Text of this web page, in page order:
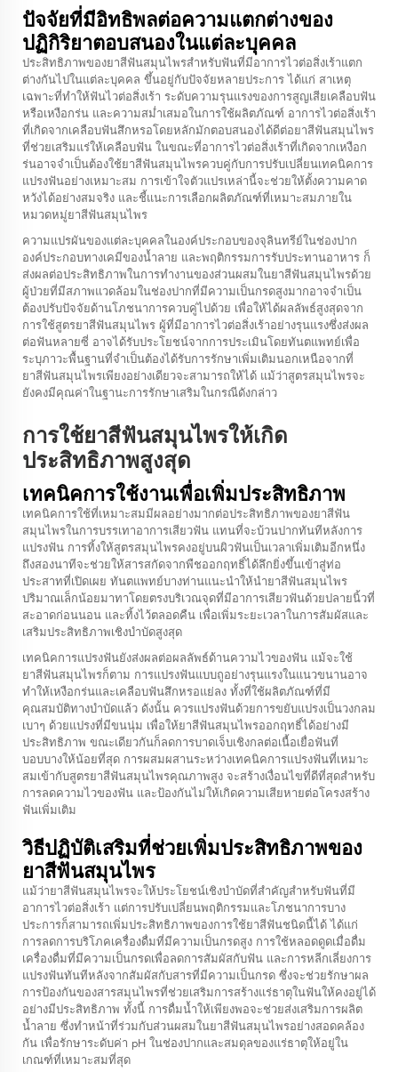
ปัจจัยที่มีอิทธิพลต่อความแตกต่างของ
ปฏิกิริยาตอบสนองในแต่ละบุคคล
ประสิทธิภาพของยาสีฟันสมุนไพรสำหรับฟันที่มีอาการไวต่อสิ่งเร้าแตก
ต่างกันไปในแต่ละบุคคล ขึ้นอยู่กับปัจจัยหลายประการ ได้แก่ สาเหตุ
เฉพาะที่ทำให้ฟันไวต่อสิ่งเร้า ระดับความรุนแรงของการสูญเสียเคลือบฟัน
หรือเหงือกร่น และความสม่ำเสมอในการใช้ผลิตภัณฑ์ อาการไวต่อสิ่งเร้า
ที่เกิดจากเคลือบฟันสึกหรอโดยหลักมักตอบสนองได้ดีต่อยาสีฟันสมุนไพร
ที่ช่วยเสริมแร่ให้เคลือบฟัน ในขณะที่อาการไวต่อสิ่งเร้าที่เกิดจากเหงือก
ร่นอาจจำเป็นต้องใช้ยาสีฟันสมุนไพรควบคู่กับการปรับเปลี่ยนเทคนิคการ
แปรงฟันอย่างเหมาะสม การเข้าใจตัวแปรเหล่านี้จะช่วยให้ตั้งความคาด
หวังได้อย่างสมจริง และชี้แนะการเลือกผลิตภัณฑ์ที่เหมาะสมภายใน
หมวดหมู่ยาสีฟันสมุนไพร
ความแปรผันของแต่ละบุคคลในองค์ประกอบของจุลินทรีย์ในช่องปาก
องค์ประกอบทางเคมีของน้ำลาย และพฤติกรรมการรับประทานอาหาร ก็
ส่งผลต่อประสิทธิภาพในการทำงานของส่วนผสมในยาสีฟันสมุนไพรด้วย
ผู้ป่วยที่มีสภาพแวดล้อมในช่องปากที่มีความเป็นกรดสูงมากอาจจำเป็น
ต้องปรับปัจจัยด้านโภชนาการควบคู่ไปด้วย เพื่อให้ได้ผลลัพธ์สูงสุดจาก
การใช้สูตรยาสีฟันสมุนไพร ผู้ที่มีอาการไวต่อสิ่งเร้าอย่างรุนแรงซึ่งส่งผล
ต่อฟันหลายซี่ อาจได้รับประโยชน์จากการประเมินโดยทันตแพทย์เพื่อ
ระบุภาวะพื้นฐานที่จำเป็นต้องได้รับการรักษาเพิ่มเติมนอกเหนือจากที่
ยาสีฟันสมุนไพรเพียงอย่างเดียวจะสามารถให้ได้ แม้ว่าสูตรสมุนไพรจะ
ยังคงมีคุณค่าในฐานะการรักษาเสริมในกรณีดังกล่าว
การใช้ยาสีฟันสมุนไพรให้เกิด
ประสิทธิภาพสูงสุด
เทคนิคการใช้งานเพื่อเพิ่มประสิทธิภาพ
เทคนิคการใช้ที่เหมาะสมมีผลอย่างมากต่อประสิทธิภาพของยาสีฟัน
สมุนไพรในการบรรเทาอาการเสียวฟัน แทนที่จะบ้วนปากทันทีหลังการ
แปรงฟัน การทิ้งให้สูตรสมุนไพรคงอยู่บนผิวฟันเป็นเวลาเพิ่มเติมอีกหนึ่ง
ถึงสองนาทีจะช่วยให้สารสกัดจากพืชออกฤทธิ์ได้ลึกยิ่งขึ้นเข้าสู่ท่อ
ประสาทที่เปิดเผย ทันตแพทย์บางท่านแนะนำให้นำยาสีฟันสมุนไพร
ปริมาณเล็กน้อยมาทาโดยตรงบริเวณจุดที่มีอาการเสียวฟันด้วยปลายนิ้วที่
สะอาดก่อนนอน และทิ้งไว้ตลอดคืน เพื่อเพิ่มระยะเวลาในการสัมผัสและ
เสริมประสิทธิภาพเชิงบำบัดสูงสุด
เทคนิคการแปรงฟันยังส่งผลต่อผลลัพธ์ด้านความไวของฟัน แม้จะใช้
ยาสีฟันสมุนไพรก็ตาม การแปรงฟันแบบถูอย่างรุนแรงในแนวขนานอาจ
ทำให้เหงือกร่นและเคลือบฟันสึกหรอแย่ลง ทั้งที่ใช้ผลิตภัณฑ์ที่มี
คุณสมบัติทางบำบัดแล้ว ดังนั้น ควรแปรงฟันด้วยการขยับแปรงเป็นวงกลม
เบาๆ ด้วยแปรงที่มีขนนุ่ม เพื่อให้ยาสีฟันสมุนไพรออกฤทธิ์ได้อย่างมี
ประสิทธิภาพ ขณะเดียวกันก็ลดการบาดเจ็บเชิงกลต่อเนื้อเยื่อฟันที่
บอบบางให้น้อยที่สุด การผสมผสานระหว่างเทคนิคการแปรงฟันที่เหมาะ
สมเข้ากับสูตรยาสีฟันสมุนไพรคุณภาพสูง จะสร้างเงื่อนไขที่ดีที่สุดสำหรับ
การลดความไวของฟัน และป้องกันไม่ให้เกิดความเสียหายต่อโครงสร้าง
ฟันเพิ่มเติม
วิธีปฏิบัติเสริมที่ช่วยเพิ่มประสิทธิภาพของ
ยาสีฟันสมุนไพร
แม้ว่ายาสีฟันสมุนไพรจะให้ประโยชน์เชิงบำบัดที่สำคัญสำหรับฟันที่มี
อาการไวต่อสิ่งเร้า แต่การปรับเปลี่ยนพฤติกรรมและโภชนาการบาง
ประการก็สามารถเพิ่มประสิทธิภาพของการใช้ยาสีฟันชนิดนี้ได้ ได้แก่
การลดการบริโภคเครื่องดื่มที่มีความเป็นกรดสูง การใช้หลอดดูดเมื่อดื่ม
เครื่องดื่มที่มีความเป็นกรดเพื่อลดการสัมผัสกับฟัน และการหลีกเลี่ยงการ
แปรงฟันทันทีหลังจากสัมผัสกับสารที่มีความเป็นกรด ซึ่งจะช่วยรักษาผล
การป้องกันของสารสมุนไพรที่ช่วยเสริมการสร้างแร่ธาตุในฟันให้คงอยู่ได้
อย่างมีประสิทธิภาพ ทั้งนี้ การดื่มน้ำให้เพียงพอจะช่วยส่งเสริมการผลิต
น้ำลาย ซึ่งทำหน้าที่ร่วมกับส่วนผสมในยาสีฟันสมุนไพรอย่างสอดคล้อง
กัน เพื่อรักษาระดับค่า pH ในช่องปากและสมดุลของแร่ธาตุให้อยู่ใน
เกณฑ์ที่เหมาะสมที่สุด